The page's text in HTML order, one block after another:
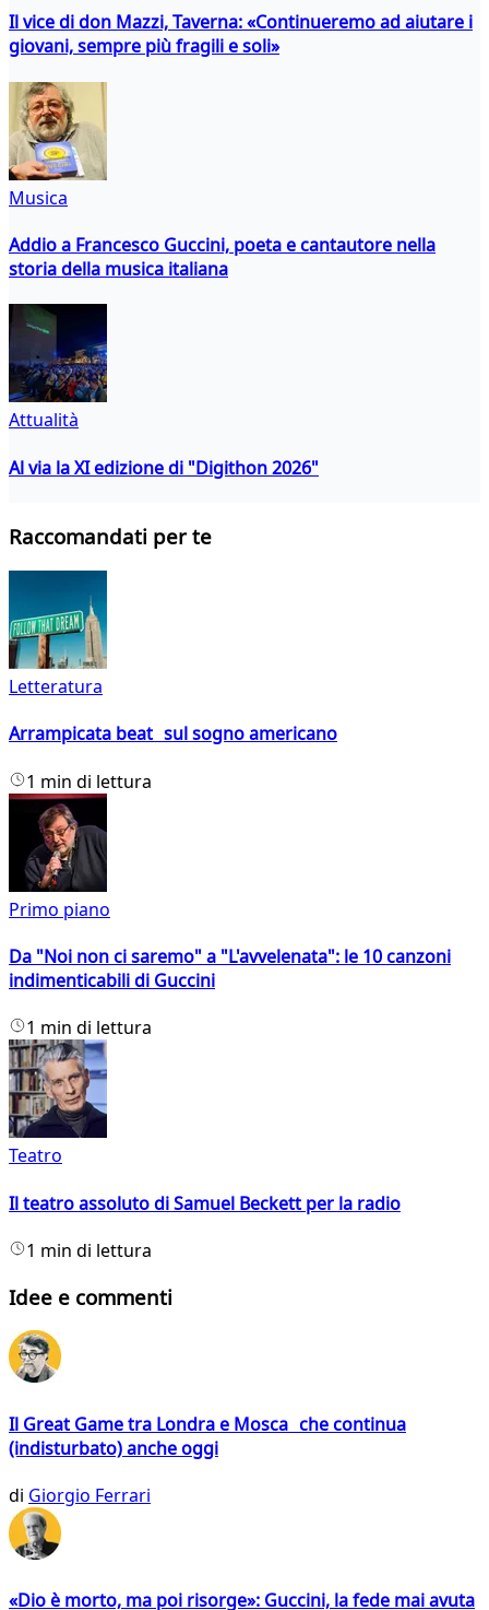
Il vice di don Mazzi, Taverna: «Continueremo ad aiutare i
giovani, sempre più fragili e soli»
Musica
Addio a Francesco Guccini, poeta e cantautore nella
storia della musica italiana
Attualità
Al via la XI edizione di "Digithon 2026"
Raccomandati per te
Letteratura
Arrampicata beat sul sogno americano
1 min di lettura
Primo piano
Da "Noi non ci saremo" a "L'avvelenata": le 10 canzoni
indimenticabili di Guccini
1 min di lettura
Teatro
Il teatro assoluto di Samuel Beckett per la radio
1 min di lettura
Idee e commenti
Il Great Game tra Londra e Mosca che continua
(indisturbato) anche oggi
di Giorgio Ferrari
«Dio è morto, ma poi risorge»: Guccini, la fede mai avuta